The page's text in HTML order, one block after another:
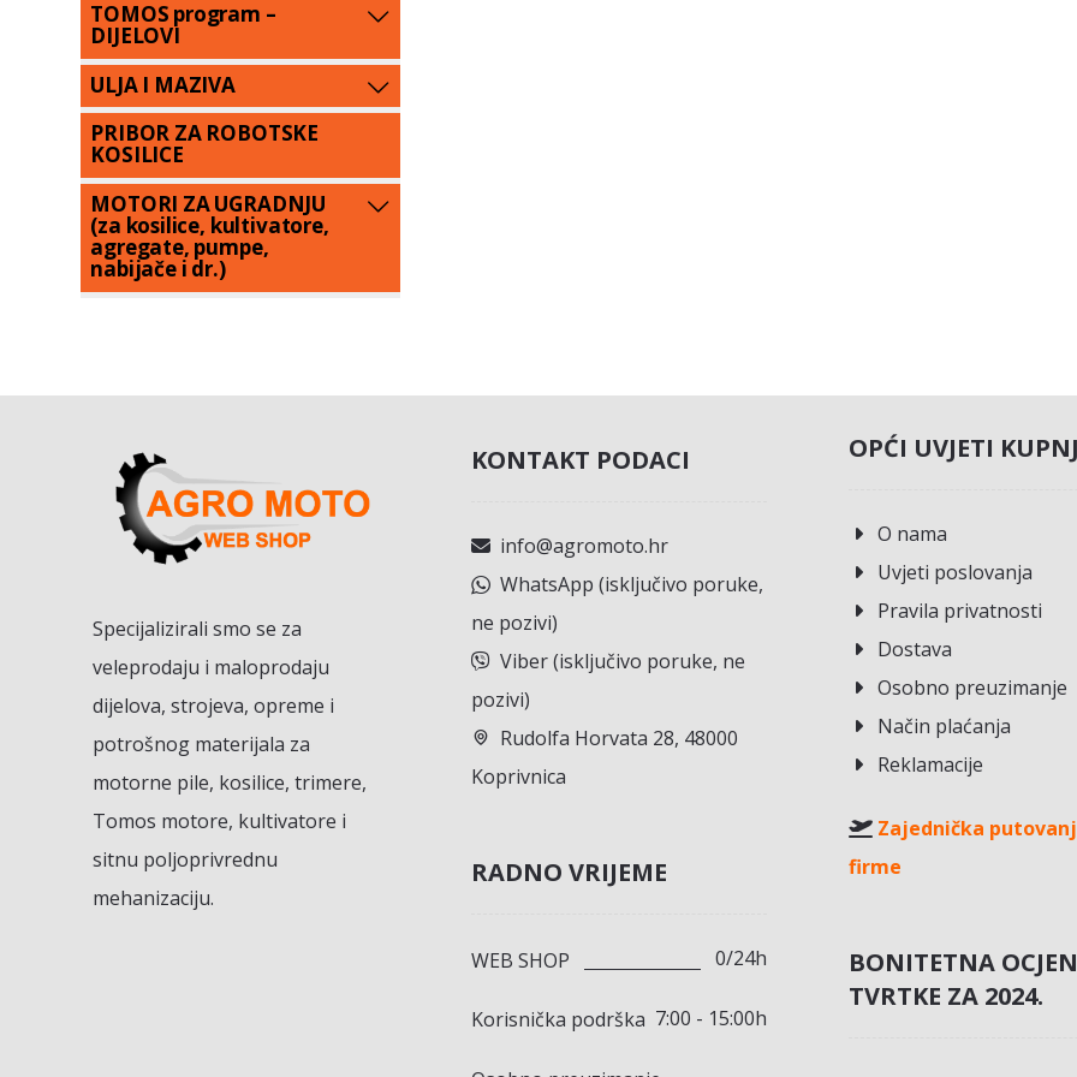
TOMOS program –
DIJELOVI
ULJA I MAZIVA
PRIBOR ZA ROBOTSKE
KOSILICE
MOTORI ZA UGRADNJU
(za kosilice, kultivatore,
agregate, pumpe,
nabijače i dr.)
Specijalizirali smo se za
veleprodaju i maloprodaju
dijelova, strojeva, opreme i
potrošnog materijala za
motorne pile, kosilice, trimere,
Tomos motore, kultivatore i
sitnu poljoprivrednu
mehanizaciju.
KONTAKT PODACI
info@agromoto.hr
WhatsApp (isključivo poruke,
ne pozivi)
Viber (isključivo poruke, ne
pozivi)
Rudolfa Horvata 28, 48000
Koprivnica
RADNO VRIJEME
WEB SHOP 0/24h
Korisnička podrška 7:00 - 15:00h
OPĆI UVJETI
O nama
Uvjeti poslovanja
Pravila privatnosti
Dostava
Osobno preuzimanje
Način plaćanja
Reklamacije
Zajednička
firme
BONITETNA
TVRTKE ZA 2024.